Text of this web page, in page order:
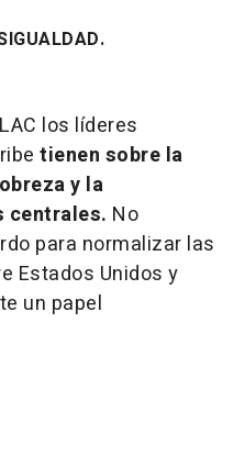
los líderes
tienen sobre la
y la
centrales. No
para normalizar las
Estados Unidos y
un papel